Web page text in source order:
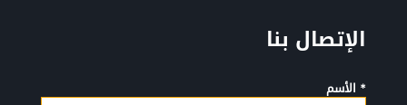
الإتصال بنا
* الأسم